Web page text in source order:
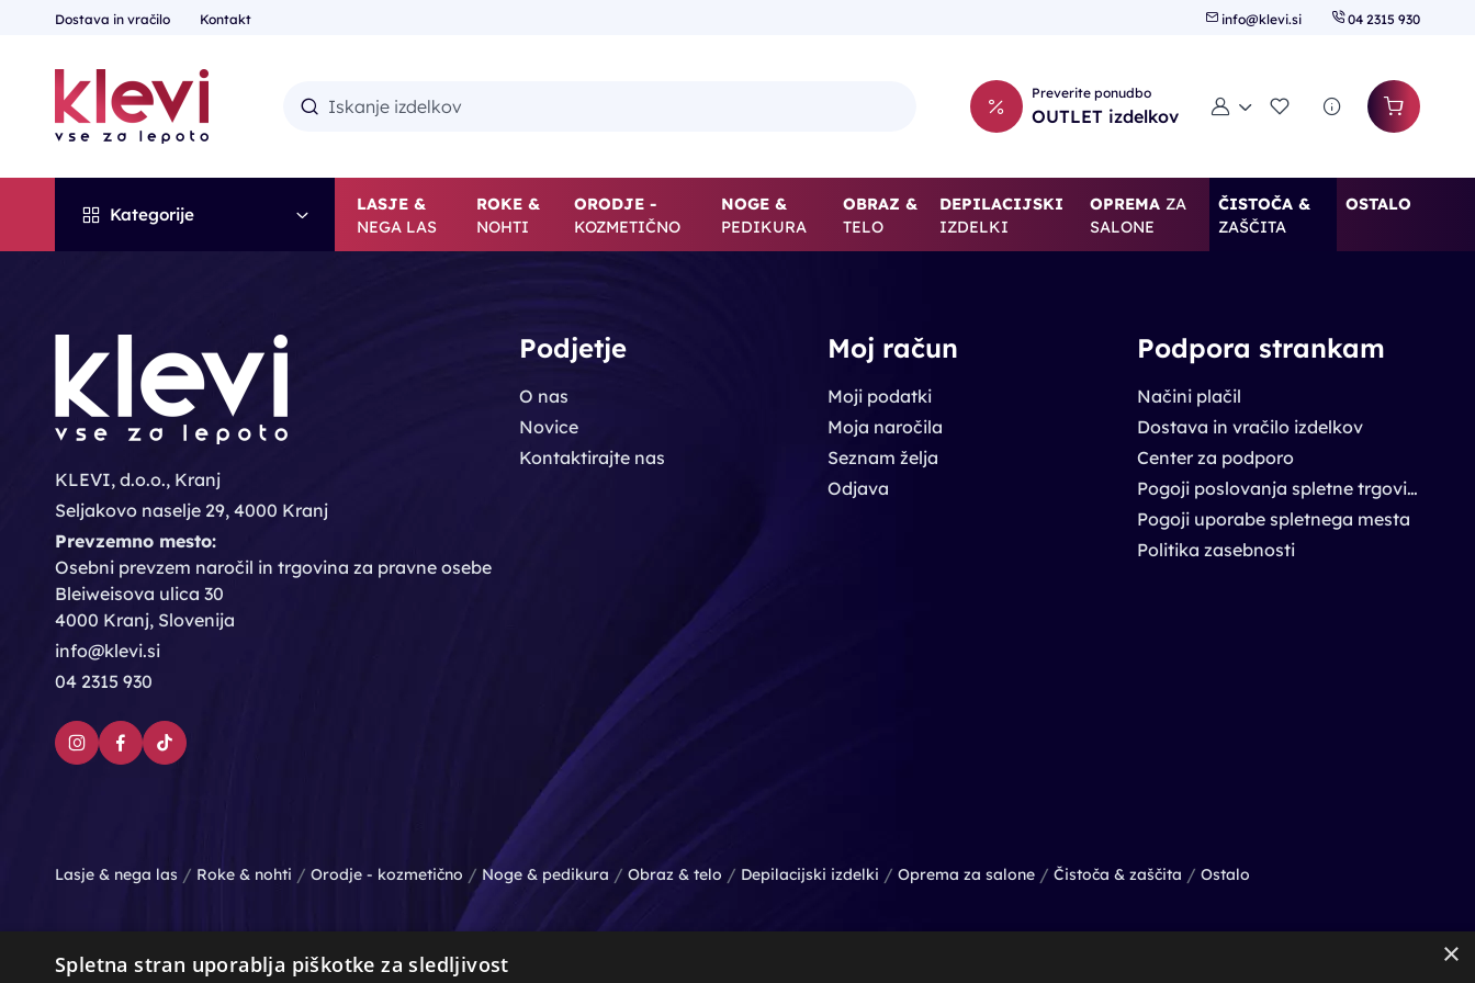
Dostava in vračilo Kontakt info@klevi.si 04 2315 930
Preverite ponudbo
OUTLET izdelkov Moj računSeznam želja
Kategorije
LASJE &
NEGA LAS
ROKE &
NOHTI
ORODJE -
KOZMETIČNO
NOGE &
PEDIKURA
OBRAZ &
TELO
DEPILACIJSKI
IZDELKI
OPREMAZA
SALONE
ČISTOČA &
ZAŠČITA
OSTALO
KLEVI, d.o.o., Kranj
Seljakovo naselje 29, 4000 Kranj
Prevzemno mesto:
Osebni prevzem naročil in trgovina za pravne osebe
Bleiweisova ulica 30
4000 Kranj, Slovenija
info@klevi.si
04 2315 930
Podjetje
O nas
Novice
Kontaktirajte nas
Moj račun
Moji podatki
Moja naročila
Seznam želja
Odjava
Podpora strankam
Načini plačil
Dostava in vračilo izdelkov
Center za podporo
Pogoji poslovanja spletne trgovine
Pogoji uporabe spletnega mesta
Politika zasebnosti
Lasje & nega las / Roke & nohti / Orodje - kozmetično / Noge & pedikura / Obraz & telo / Depilacijski izdelki / Oprema za salone / Čistoča & zaščita / Ostalo
×
Spletna stran uporablja piškotke za sledljivost